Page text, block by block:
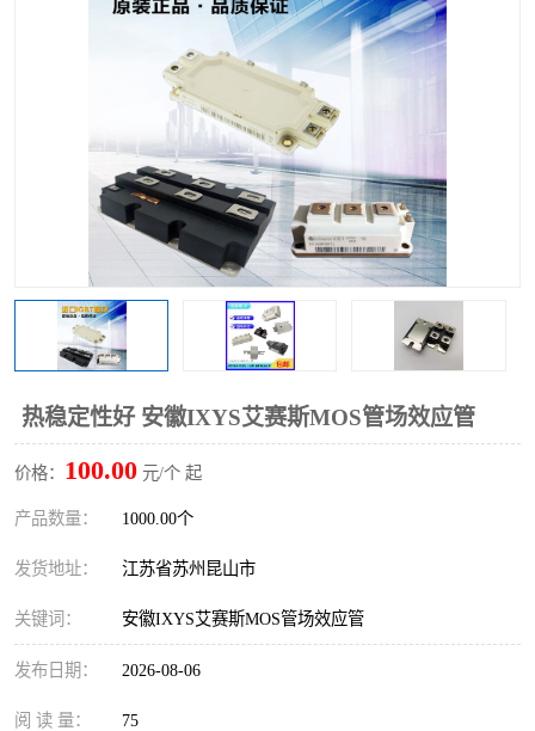
热稳定性好 安徽IXYS艾赛斯MOS管场效应管
价格： 100.00 元/个 起
产品数量： 1000.00个
发货地址： 江苏省苏州昆山市
关键词： 安徽IXYS艾赛斯MOS管场效应管
发布日期： 2026-08-06
阅 读 量： 75